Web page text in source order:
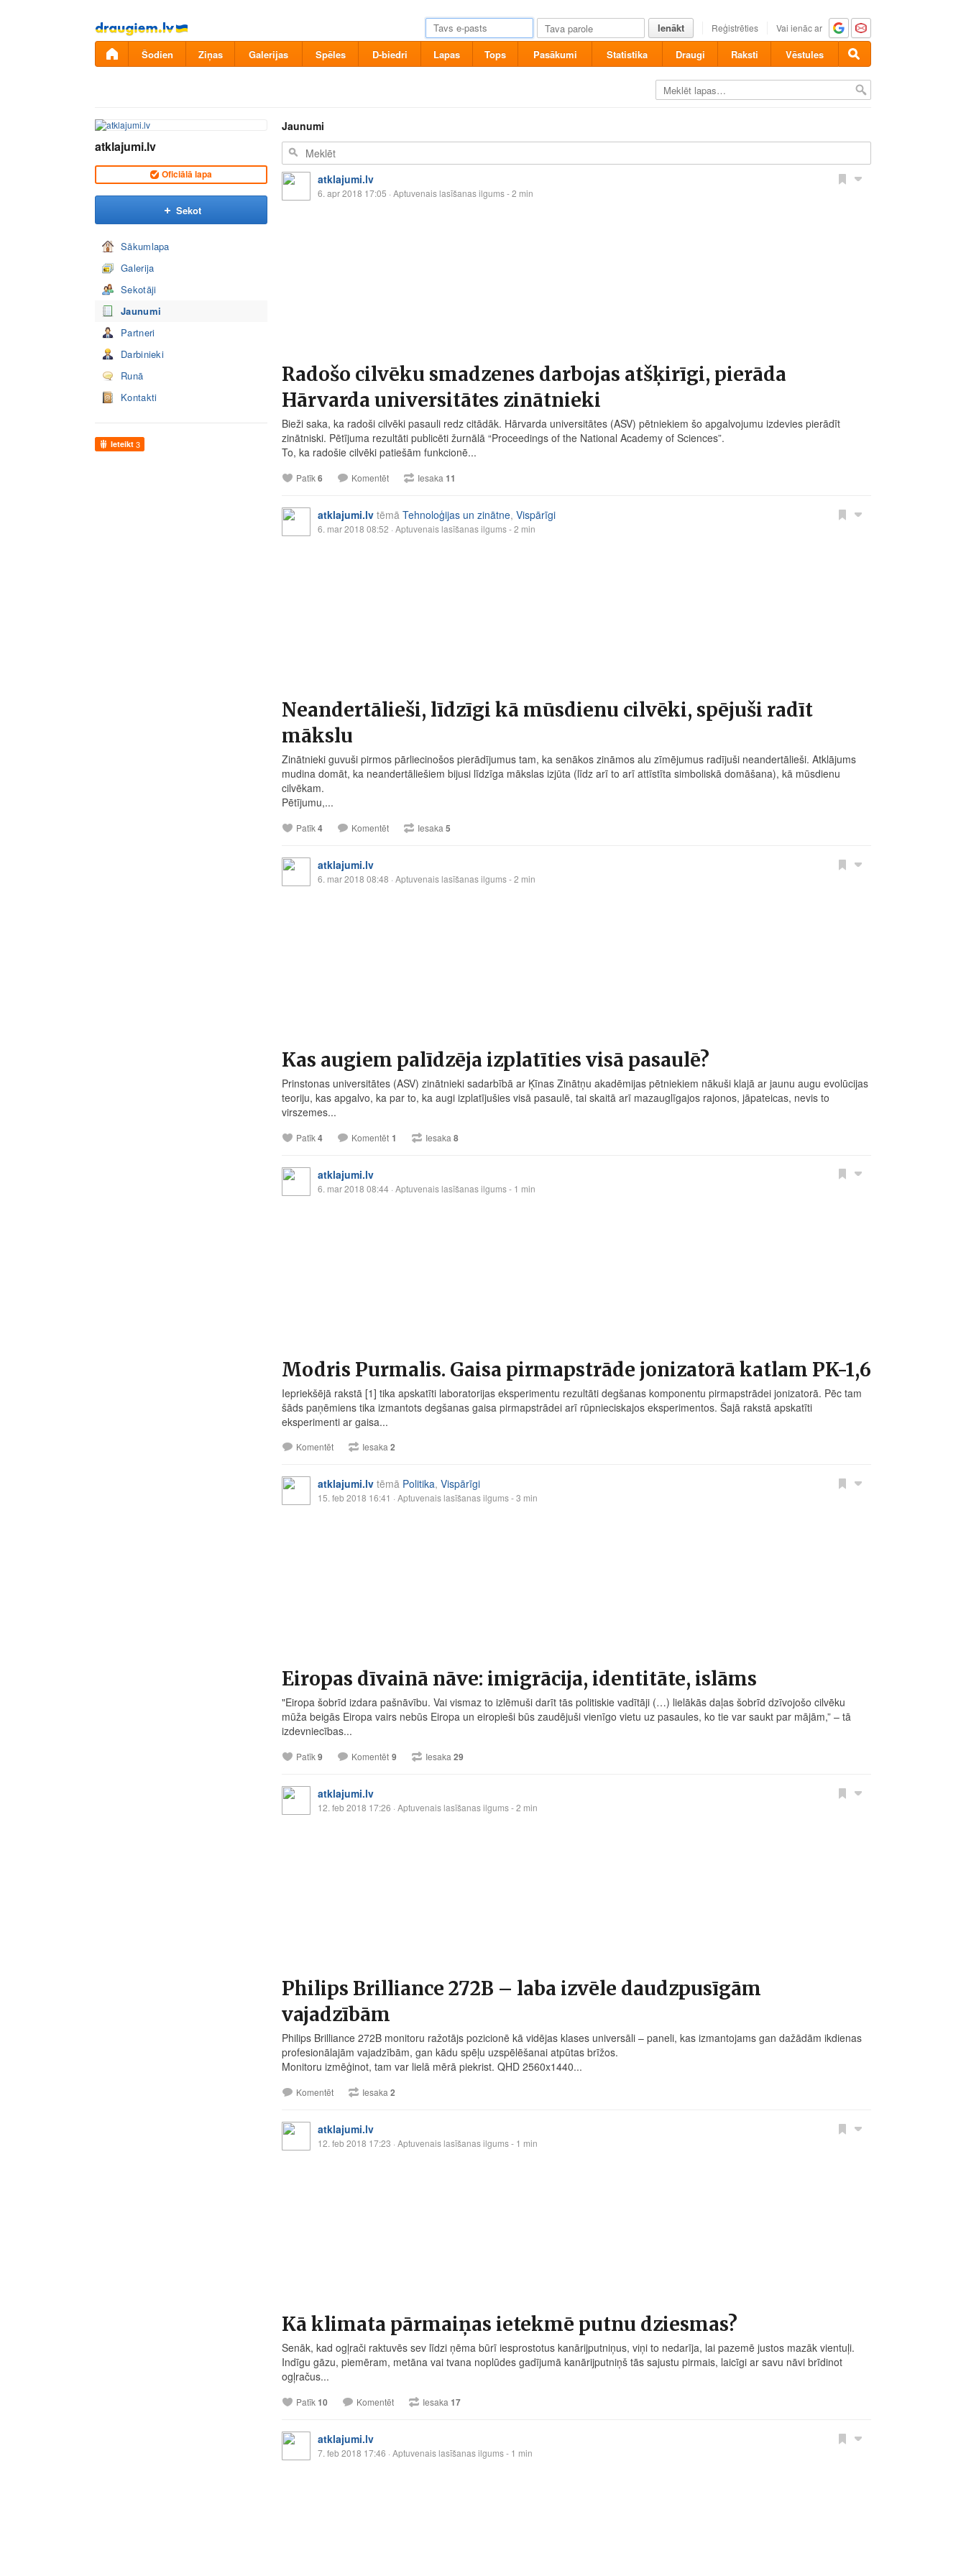
Pāriet
uz
saturu
Ienākt Reģistrēties Vai ienāc ar
Šodien Ziņas Galerijas Spēles D-biedri Lapas Tops Pasākumi Statistika Draugi Raksti Vēstules
atklajumi.lv
Oficiālā lapa
Sekot
Sākumlapa
Galerija
Sekotāji
Jaunumi
Partneri
Darbinieki
Runā
Kontakti
Ieteikt 3
Jaunumi
atklajumi.lv
6. apr 2018 17:05 · Aptuvenais lasīšanas ilgums - 2 min
Radošo cilvēku smadzenes darbojas atšķirīgi, pierāda
Hārvarda universitātes zinātnieki
Bieži saka, ka radoši cilvēki pasauli redz citādāk. Hārvarda universitātes (ASV) pētniekiem šo apgalvojumu izdevies pierādīt
zinātniski. Pētījuma rezultāti publicēti žurnālā “Proceedings of the National Academy of Sciences”.
To, ka radošie cilvēki patiešām funkcionē...
Patīk6 Komentēt Iesaka 11
atklajumi.lv tēmā Tehnoloģijas un zinātne, Vispārīgi
6. mar 2018 08:52 · Aptuvenais lasīšanas ilgums - 2 min
Neandertālieši, līdzīgi kā mūsdienu cilvēki, spējuši radīt
mākslu
Zinātnieki guvuši pirmos pārliecinošos pierādījumus tam, ka senākos zināmos alu zīmējumus radījuši neandertālieši. Atklājums
mudina domāt, ka neandertāliešiem bijusi līdzīga mākslas izjūta (līdz arī to arī attīstīta simboliskā domāšana), kā mūsdienu
cilvēkam.
Pētījumu,...
Patīk4 Komentēt Iesaka 5
atklajumi.lv
6. mar 2018 08:48 · Aptuvenais lasīšanas ilgums - 2 min
Kas augiem palīdzēja izplatīties visā pasaulē?
Prinstonas universitātes (ASV) zinātnieki sadarbībā ar Ķīnas Zinātņu akadēmijas pētniekiem nākuši klajā ar jaunu augu evolūcijas
teoriju, kas apgalvo, ka par to, ka augi izplatījušies visā pasaulē, tai skaitā arī mazauglīgajos rajonos, jāpateicas, nevis to
virszemes...
Patīk4 Komentēt 1 Iesaka 8
atklajumi.lv
6. mar 2018 08:44 · Aptuvenais lasīšanas ilgums - 1 min
Modris Purmalis. Gaisa pirmapstrāde jonizatorā katlam PK-1,6
Iepriekšējā rakstā [1] tika apskatīti laboratorijas eksperimentu rezultāti degšanas komponentu pirmapstrādei jonizatorā. Pēc tam
šāds paņēmiens tika izmantots degšanas gaisa pirmapstrādei arī rūpnieciskajos eksperimentos. Šajā rakstā apskatīti
eksperimenti ar gaisa...
Komentēt Iesaka2
atklajumi.lv tēmā Politika, Vispārīgi
15. feb 2018 16:41 · Aptuvenais lasīšanas ilgums - 3 min
Eiropas dīvainā nāve: imigrācija, identitāte, islāms
"Eiropa šobrīd izdara pašnāvību. Vai vismaz to izlēmuši darīt tās politiskie vadītāji (…) lielākās daļas šobrīd dzīvojošo cilvēku
mūža beigās Eiropa vairs nebūs Eiropa un eiropieši būs zaudējuši vienīgo vietu uz pasaules, ko tie var saukt par mājām,” – tā
izdevniecības...
Patīk9 Komentēt 9 Iesaka 29
atklajumi.lv
12. feb 2018 17:26 · Aptuvenais lasīšanas ilgums - 2 min
Philips Brilliance 272B – laba izvēle daudzpusīgām
vajadzībām
Philips Brilliance 272B monitoru ražotājs pozicionē kā vidējas klases universāli – paneli, kas izmantojams gan dažādām ikdienas
profesionālajām vajadzībām, gan kādu spēļu uzspēlēšanai atpūtas brīžos.
Monitoru izmēģinot, tam var lielā mērā piekrist. QHD 2560x1440...
Komentēt Iesaka 2
atklajumi.lv
12. feb 2018 17:23 · Aptuvenais lasīšanas ilgums - 1 min
Kā klimata pārmaiņas ietekmē putnu dziesmas?
Senāk, kad ogļrači raktuvēs sev līdzi ņēma būrī iesprostotus kanārijputniņus, viņi to nedarīja, lai pazemē justos mazāk vientuļi.
Indīgu gāzu, piemēram, metāna vai tvana noplūdes gadījumā kanārijputniņš tās sajustu pirmais, laicīgi ar savu nāvi brīdinot
ogļračus...
Patīk10 Komentēt Iesaka 17
atklajumi.lv
7. feb 2018 17:46 · Aptuvenais lasīšanas ilgums - 1 min